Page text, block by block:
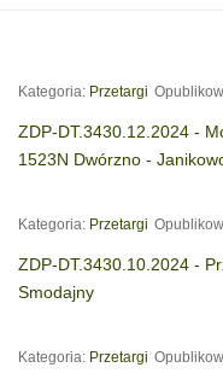
Kategoria: Przetargi
ZDP-DT.3430.12.2024 -
1523N Dwórzno -
Kategoria: Przetargi
ZDP-DT.3430.10.2024 -
Smodajny
Kategoria: Przetargi